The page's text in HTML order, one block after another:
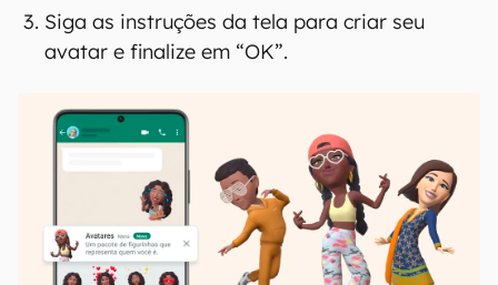
Siga as instruções da tela para criar seu
avatar e finalize em “OK”.